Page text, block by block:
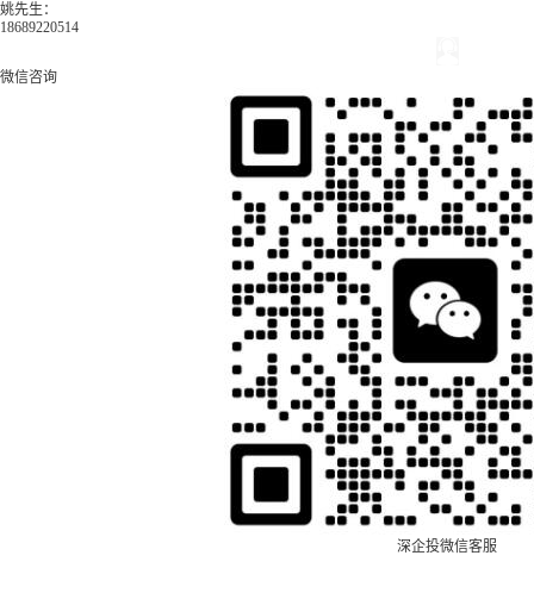
姚先生：
18689220514
微信咨询
深企投微信客服